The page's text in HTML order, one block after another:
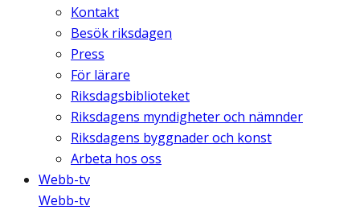
Kontakt
Besök riksdagen
Press
För lärare
Riksdagsbiblioteket
Riksdagens myndigheter och nämnder
Riksdagens byggnader och konst
Arbeta hos oss
Webb-tv
Webb-tv